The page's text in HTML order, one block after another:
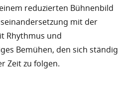
reduzierten Bühnenbild
mit der
Rhythmus und
Bemühen, den sich ständig
Zeit zu folgen.